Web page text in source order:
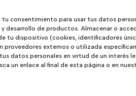
consentimiento para usar tus datos
desarrollo de productos. Almacenar o
tu dispositivo (cookies, identificadores
proveedores externos o utilizada
datos personales en virtud de un interés
un enlace al final de esta página o en